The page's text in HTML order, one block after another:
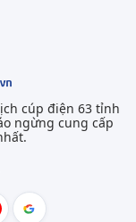
cúp điện 63 tỉnh
ngừng cung cấp